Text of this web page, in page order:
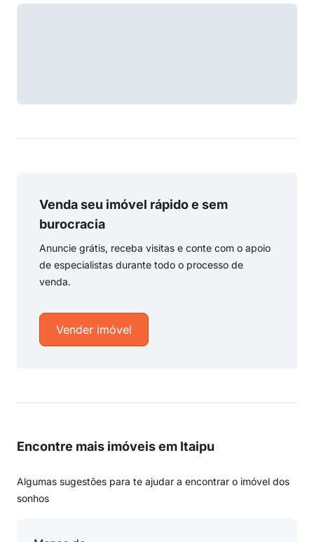
Venda seu imóvel rápido e sem
burocracia
Anuncie grátis, receba visitas e conte com o apoio
de especialistas durante todo o processo de
venda.
Vender imóvel
Encontre mais imóveis em Itaipu
Algumas sugestões para te ajudar a encontrar o imóvel dos
sonhos